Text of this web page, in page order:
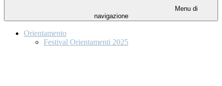
Menu di
navigazione
Orientamento
Festival Orientamenti 2025